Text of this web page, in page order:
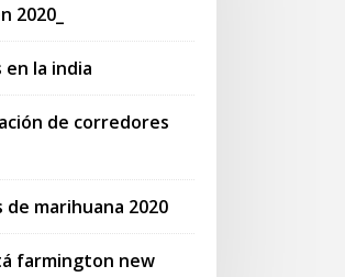
2020_
la india
de corredores
marihuana 2020
farmington new